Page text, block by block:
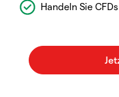
Handeln Sie